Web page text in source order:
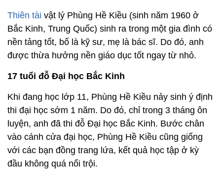
Thiên tài vật lý Phùng Hề Kiều (sinh năm 1960 ở
Bắc Kinh, Trung Quốc) sinh ra trong một gia đình có
nền tảng tốt, bố là kỹ sư, mẹ là bác sĩ. Do đó, anh
được thừa hưởng nền giáo dục tốt ngay từ nhỏ.
17 tuổi đỗ Đại học Bắc Kinh
Khi đang học lớp 11, Phùng Hề Kiều nảy sinh ý định
thi đại học sớm 1 năm. Do đó, chỉ trong 3 tháng ôn
luyện, anh đã thi đỗ Đại học Bắc Kinh. Bước chân
vào cánh cửa đại học, Phùng Hề Kiều cũng giống
với các bạn đồng trang lứa, kết quả học tập ở kỳ
đầu không quá nổi trội.